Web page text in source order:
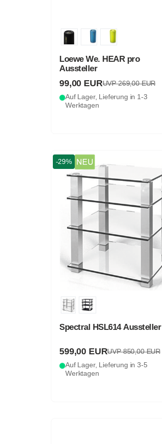
Loewe We. HEAR pro
Aussteller
99,00 EURUVP 269,00 EUR
Auf Lager, Lieferung in 1-3
Werktagen
Spectral HSL614 Aussteller
599,00 EURUVP 850,00 EUR
Auf Lager, Lieferung in 3-5
Werktagen
-29%